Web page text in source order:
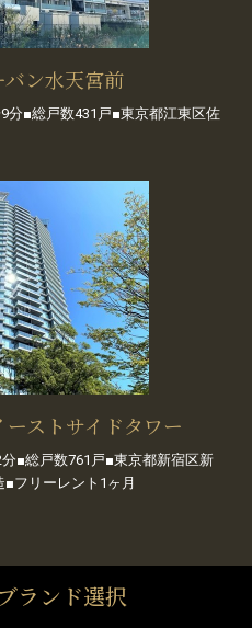
バン水天宮前
分■総戸数431戸■東京都江東区佐
ストサイドタワー
■総戸数761戸■東京都新宿区新
■フリーレント1ヶ月
ランド選択